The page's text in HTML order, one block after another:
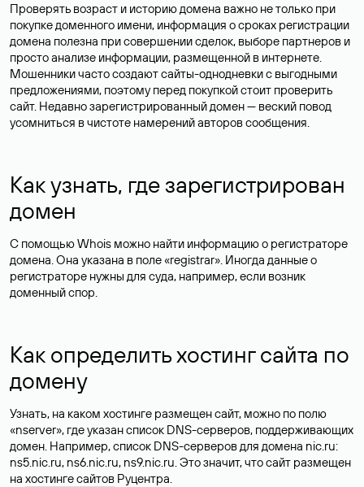
Проверять возраст и историю домена важно не только при
покупке доменного имени, информация о сроках регистрации
домена полезна при совершении сделок, выборе партнеров и
просто анализе информации, размещенной в интернете.
Мошенники часто создают сайты-однодневки с выгодными
предложениями, поэтому перед покупкой стоит проверить
сайт. Недавно зарегистрированный домен — веский повод
усомниться в чистоте намерений авторов сообщения.
Как узнать, где зарегистрирован
домен
С помощью Whois можно найти информацию о регистраторе
домена. Она указана в поле «registrar». Иногда данные о
регистраторе нужны для суда, например, если возник
доменный спор.
Как определить хостинг сайта по
домену
Узнать, на каком хостинге размещен сайт, можно по полю
«nserver», где указан список DNS-серверов, поддерживающих
домен. Например, список DNS-серверов для домена nic.ru:
ns5.nic.ru, ns6.nic.ru, ns9.nic.ru. Это значит, что сайт размещен
на хостинге сайтов Руцентра.